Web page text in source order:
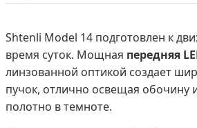
Shtenli Model 14 подготовлен к
время суток. Мощная передняя
линзованной оптикой создает
пучок, отлично освещая обочину
полотно в темноте.